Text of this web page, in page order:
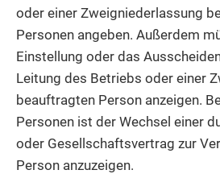
oder einer Zweigniederlassung
Personen angeben. Außerdem
Einstellung oder das
Leitung des Betriebs oder einer
beauftragten Person anzeigen.
Personen ist der Wechsel einer
oder Gesellschaftsvertrag zur
Person anzuzeigen.